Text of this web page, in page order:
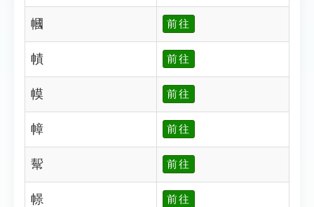
幗 前往
幘 前往
幙 前往
幛 前往
幚 前往
幜 前往